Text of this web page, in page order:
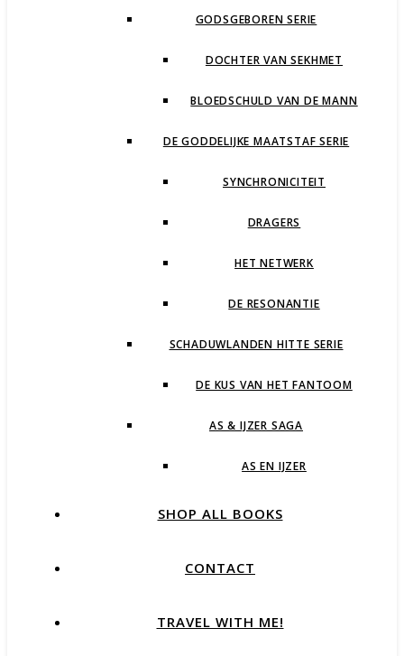
GODSGEBOREN SERIE
DOCHTER VAN SEKHMET
BLOEDSCHULD VAN DE MANN
DE GODDELIJKE MAATSTAF SERIE
SYNCHRONICITEIT
DRAGERS
HET NETWERK
DE RESONANTIE
SCHADUWLANDEN HITTE SERIE
DE KUS VAN HET FANTOOM
AS & IJZER SAGA
AS EN IJZER
SHOP ALL BOOKS
CONTACT
TRAVEL WITH ME!